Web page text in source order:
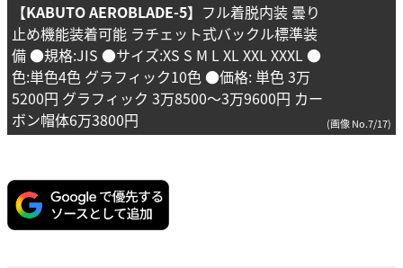
【KABUTO AEROBLADE-5】 フル着脱内装 曇り
止め機能装着可能 ラチェット式バックル標準装
備 ●規格:JIS ●サイズ:XS S M L XL XXL XXXL ●
色:単色4色 グラフィック10色 ●価格: 単色 3万
5200円 グラフィック 3万8500～3万9600円 カー
ボン帽体6万3800円
(画像 No.7/17)